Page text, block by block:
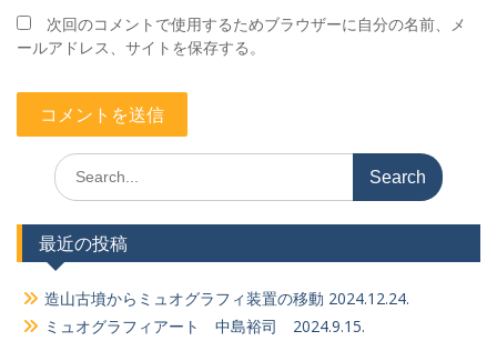
次回のコメントで使用するためブラウザーに自分の名前、メ
ールアドレス、サイトを保存する。
Search
for:
最近の投稿
造山古墳からミュオグラフィ装置の移動 2024.12.24.
ミュオグラフィアート 中島裕司 2024.9.15.